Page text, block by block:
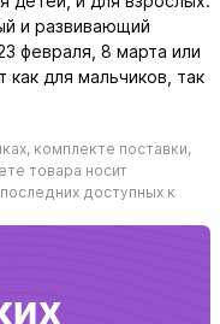
и развивающий
февраля, 8 марта или
для мальчиков, так
комплекте поставки,
товара носит
доступных к